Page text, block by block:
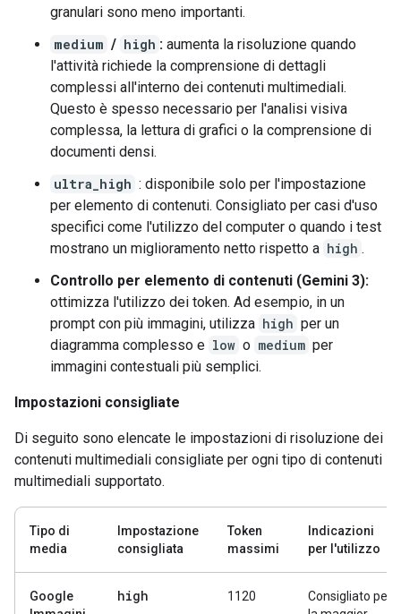
granulari sono meno importanti.
medium / high : aumenta la risoluzione quando
l'attività richiede la comprensione di dettagli
complessi all'interno dei contenuti multimediali.
Questo è spesso necessario per l'analisi visiva
complessa, la lettura di grafici o la comprensione di
documenti densi.
ultra_high : disponibile solo per l'impostazione
per elemento di contenuti. Consigliato per casi d'uso
specifici come l'utilizzo del computer o quando i test
mostrano un miglioramento netto rispetto a high .
Controllo per elemento di contenuti (Gemini 3):
ottimizza l'utilizzo dei token. Ad esempio, in un
prompt con più immagini, utilizza high per un
diagramma complesso e low o medium per
immagini contestuali più semplici.
Impostazioni consigliate
Di seguito sono elencate le impostazioni di risoluzione dei
contenuti multimediali consigliate per ogni tipo di contenuti
multimediali supportato.
Tipo di
media
Impostazione
consigliata
Token
massimi
Indicazioni
per l'utilizzo
Google
high 1120
Consigliato per